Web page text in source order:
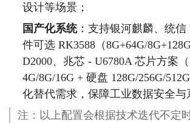
设计等场景；
国产化系统：支持银河麒麟、统信
件可选 RK3588（8G+64G/
D2000、兆芯 - U6780A 芯片方案
4G/8G/16G + 硬盘 128G/256G/
化替代需求，保障工业数据安全与
注：以上配置会根据技术迭代不定